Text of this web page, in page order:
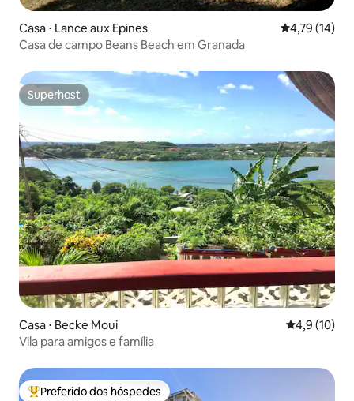
Casa ⋅ Lance aux Epines 4,79 de uma
4,79 (14)
Casa de campo Beans Beach em Granada
Superhost
Superhost
Casa ⋅ Becke Moui 4,9 de uma
4,9 (10)
Vila para amigos e família
Preferido dos hóspedes